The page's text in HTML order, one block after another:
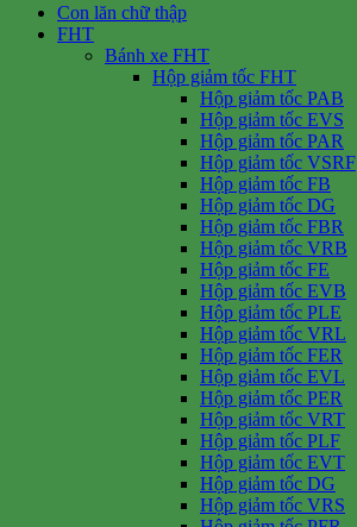
Con lăn chữ thập
FHT
Bánh xe FHT
Hộp giảm tốc FHT
Hộp giảm tốc PAB
Hộp giảm tốc EVS
Hộp giảm tốc PAR
Hộp giảm tốc VSRF
Hộp giảm tốc FB
Hộp giảm tốc DG
Hộp giảm tốc FBR
Hộp giảm tốc VRB
Hộp giảm tốc FE
Hộp giảm tốc EVB
Hộp giảm tốc PLE
Hộp giảm tốc VRL
Hộp giảm tốc FER
Hộp giảm tốc EVL
Hộp giảm tốc PER
Hộp giảm tốc VRT
Hộp giảm tốc PLF
Hộp giảm tốc EVT
Hộp giảm tốc DG
Hộp giảm tốc VRS